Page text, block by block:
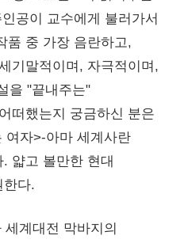
공이 교수에게 불러가서
품 중 가장 음란하고,
기말적이며, 자극적이며,
을 "끝내주는"
떠했는지 궁금하신 분은
여자>-아마 세계사란
얇고 볼만한 현대
한다.
계대전 막바지의